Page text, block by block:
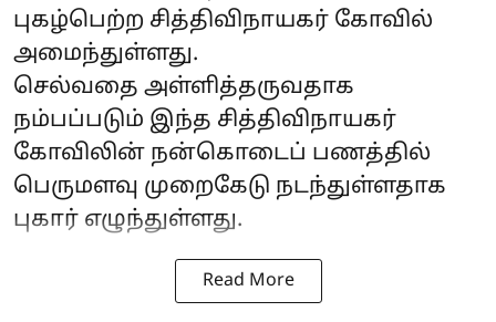
புகழ்பெற்ற சித்திவிநாயகர் கோவில்
அமைந்துள்ளது.
செல்வதை அள்ளித்தருவதாக
நம்பப்படும் இந்த சித்திவிநாயகர்
கோவிலின் நன்கொடைப் பணத்தில்
பெருமளவு முறைகேடு நடந்துள்ளதாக
புகார் எழுந்துள்ளது.
Read More